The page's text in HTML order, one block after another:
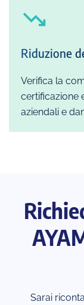
Riduzione
Verifica la
certificazione
aziendali e
Sarai